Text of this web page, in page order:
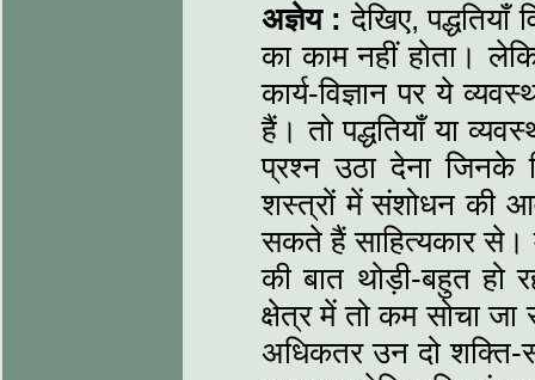
अज्ञेय : देखिए, पद्धतियाँ
का काम नहीं होता।
कार्य-विज्ञान पर ये
हैं। तो पद्धतियाँ या
प्रश्न उठा देना
शस्त्रों में संशोधन की
सकते हैं साहित्यकार से।
की बात थोड़ी-बहुत हो
क्षेत्र में तो कम सोचा
अधिकतर उन दो